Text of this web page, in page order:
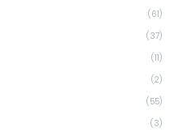
(61)
(37)
(11)
(2)
(55)
(3)